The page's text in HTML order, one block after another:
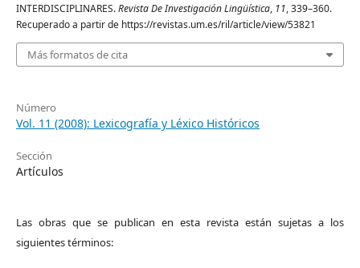
INTERDISCIPLINARES.Revista De Investigación Lingüística, 11, 339–360.
Recuperado a partir de https://revistas.um.es/ril/article/view/53821
Más formatos de cita
Número
Vol. 11 (2008): Lexicografía y Léxico Históricos
Sección
Artículos
Las obras que se publican en esta revista están sujetas a los
siguientes términos: